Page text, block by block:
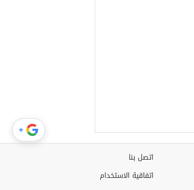
اتصل بنا
اتفاقية الاستخدام
+